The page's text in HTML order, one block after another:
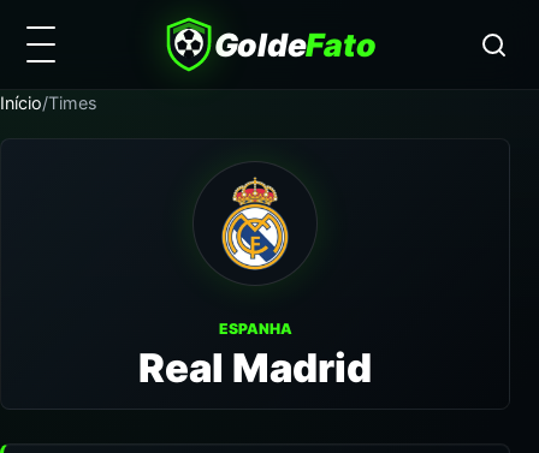
GoldeFato
Início/Times
ESPANHA
Real Madrid